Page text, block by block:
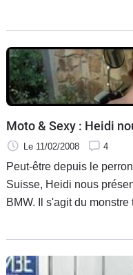
dimanche à l'auteur du
qualification, sur
Moto & Sexy : Heidi
Le 11/02/2008 4
Peut-être depuis le
Suisse, Heidi nous
BMW. Il s'agit du monstre teuton, je ne parle évidement pas
comme Cruiser.